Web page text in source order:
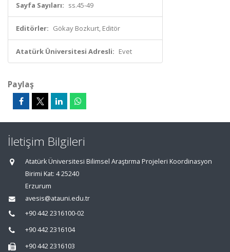
Sayfa Sayıları: ss.45-49
Editörler: Gökay Bozkurt, Editör
Atatürk Üniversitesi Adresli: Evet
Paylaş
İletişim Bilgileri
Atatürk Üniversitesi Bilimsel Araştırma Projeleri Koordinasyon
Birimi Kat: 4 25240
Erzurum
avesis@atauni.edu.tr
+90 442 2316100-02
+90 442 2316104
+90 442 2316103